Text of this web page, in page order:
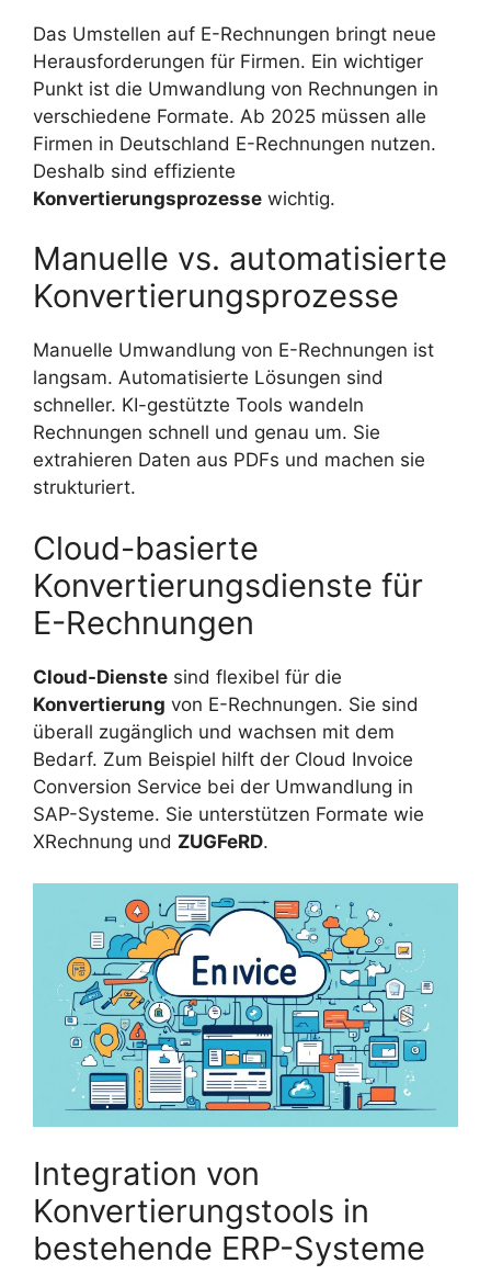
Das Umstellen auf E-Rechnungen bringt neue
Herausforderungen für Firmen. Ein wichtiger
Punkt ist die Umwandlung von Rechnungen in
verschiedene Formate. Ab 2025 müssen alle
Firmen in Deutschland E-Rechnungen nutzen.
Deshalb sind effiziente
Konvertierungsprozesse wichtig.
Manuelle vs. automatisierte
Konvertierungsprozesse
Manuelle Umwandlung von E-Rechnungen ist
langsam. Automatisierte Lösungen sind
schneller. KI-gestützte Tools wandeln
Rechnungen schnell und genau um. Sie
extrahieren Daten aus PDFs und machen sie
strukturiert.
Cloud-basierte
Konvertierungsdienste für
E-Rechnungen
Cloud-Dienste sind flexibel für die
Konvertierung von E-Rechnungen. Sie sind
überall zugänglich und wachsen mit dem
Bedarf. Zum Beispiel hilft der Cloud Invoice
Conversion Service bei der Umwandlung in
SAP-Systeme. Sie unterstützen Formate wie
XRechnung und ZUGFeRD.
Integration von
Konvertierungstools in
bestehende ERP-Systeme